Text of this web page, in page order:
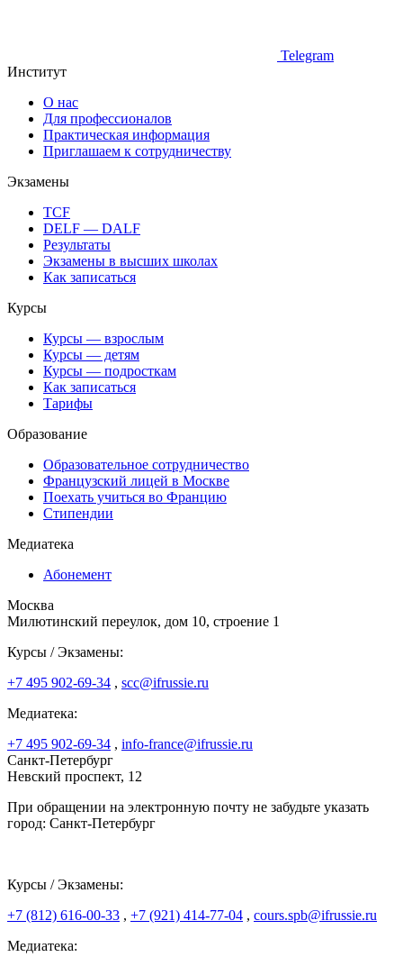
Telegram
Институт
О нас
Для профессионалов
Практическая информация
Приглашаем к сотрудничеству
Экзамены
TCF
DELF — DALF
Результаты
Экзамены в высших школах
Как записаться
Курсы
Курсы — взрослым
Курсы — детям
Курсы — подросткам
Как записаться
Тарифы
Образование
Образовательное сотрудничество
Французский лицей в Москве
Поехать учиться во Францию
Стипендии
Медиатека
Абонемент
Москва
Милютинский переулок, дом 10, строение 1
Курсы / Экзамены:
+7 495 902-69-34 , scc@ifrussie.ru
Медиатека:
+7 495 902-69-34 , info-france@ifrussie.ru
Санкт-Петербург
Невский проспект, 12
При обращении на электронную почту не забудьте указать
город: Санкт-Петербург
Курсы / Экзамены:
+7 (812) 616-00-33 , +7 (921) 414-77-04 , cours.spb@ifrussie.ru
Медиатека: